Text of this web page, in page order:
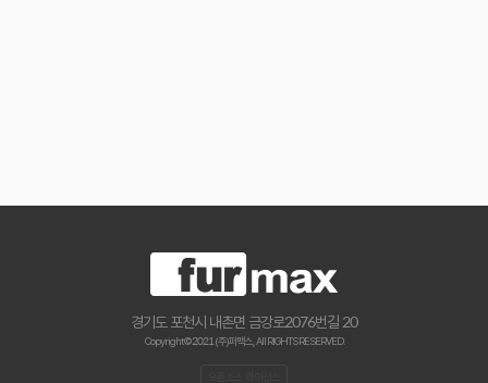
경기도 포천시 내촌면 금강로2076번길 20
Copyright © 2021 (주)퍼맥스., All RIGHTS RESERVED.